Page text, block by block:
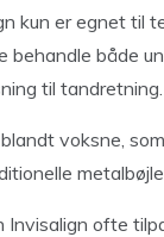
kun er egnet til
behandle både
til tandretning.
voksne,
ofte